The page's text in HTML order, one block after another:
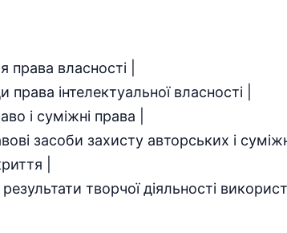
права власності |
права інтелектуальної власності |
і суміжні права |
засоби захисту авторських і
|
творчої діяльності